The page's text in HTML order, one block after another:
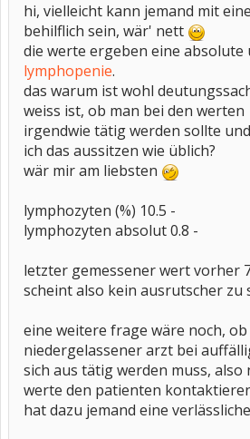
hi, vielleicht kann jemand mit
behilflich sein, wär' nett
die werte ergeben eine absolute
lymphopenie.
das warum ist wohl
weiss ist, ob man bei den werten
irgendwie tätig werden sollte
ich das aussitzen wie üblich?
wär mir am liebsten
lymphozyten (%) 10.5 -
lymphozyten absolut 0.8 -
letzter gemessener wert vorher
scheint also kein ausrutscher zu
eine weitere frage wäre noch, ob
niedergelassener arzt bei
sich aus tätig werden muss, also
werte den patienten
hat dazu jemand eine